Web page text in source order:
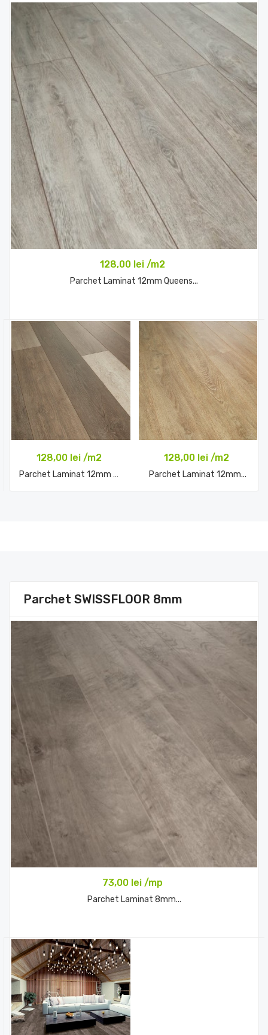
128,00 lei /m2
Parchet Laminat 12mm Queens...
128,00 lei /m2
Parchet Laminat 12mm Mixed...
128,00 lei /m2
Parchet Laminat 12mm...
Parchet SWISSFLOOR 8mm
73,00 lei /mp
Parchet Laminat 8mm...